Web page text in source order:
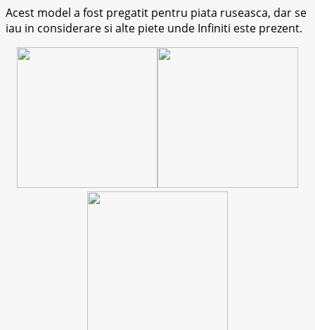
Acest model a fost pregatit pentru piata ruseasca, dar se
iau in considerare si alte piete unde Infiniti este prezent.